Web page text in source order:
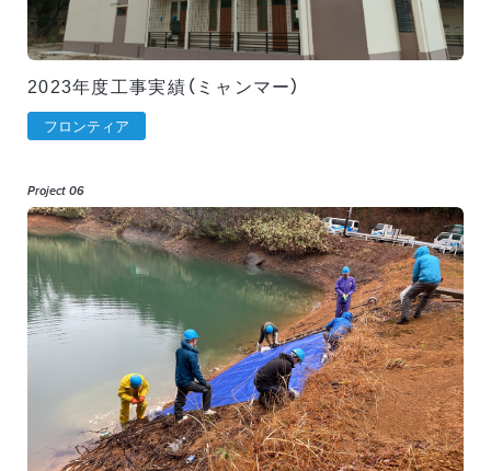
2023年度工事実績（ミャンマー）
フロンティア
Project 06